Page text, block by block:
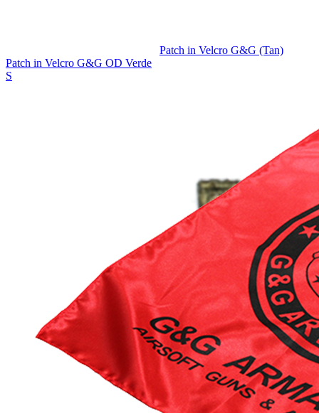
Patch in Velcro G&G (Tan)
Patch in Velcro G&G OD Verde
S